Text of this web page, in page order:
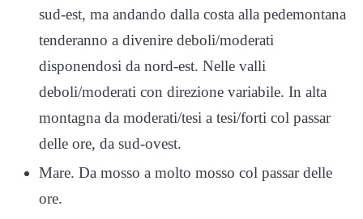
sud-est, ma andando dalla costa alla pedemontana
tenderanno a divenire deboli/moderati
disponendosi da nord-est. Nelle valli
deboli/moderati con direzione variabile. In alta
montagna da moderati/tesi a tesi/forti col passar
delle ore, da sud-ovest.
Mare. Da mosso a molto mosso col passar delle
ore.